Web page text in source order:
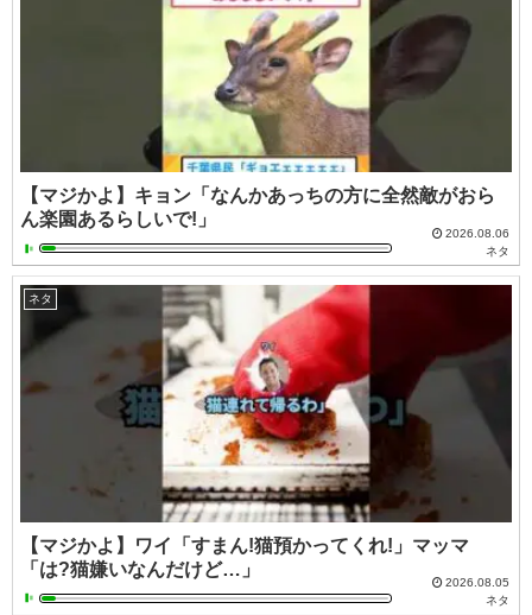
【マジかよ】キョン「なんかあっちの方に全然敵がおら
ん楽園あるらしいで!」
2026.08.06
ネタ
ネタ
【マジかよ】ワイ「すまん!猫預かってくれ!」マッマ
「は?猫嫌いなんだけど…」
2026.08.05
ネタ